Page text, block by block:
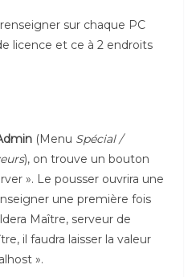
sur chaque PC
licence et ce à 2 endroits
(Menu Spécial /
), on trouve un bouton
». Le pousser ouvrira une
une première fois
Maître, serveur de
il faudra laisser la valeur
».